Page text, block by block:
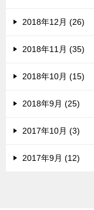
2018年12月 (26)
2018年11月 (35)
2018年10月 (15)
2018年9月 (25)
2017年10月 (3)
2017年9月 (12)